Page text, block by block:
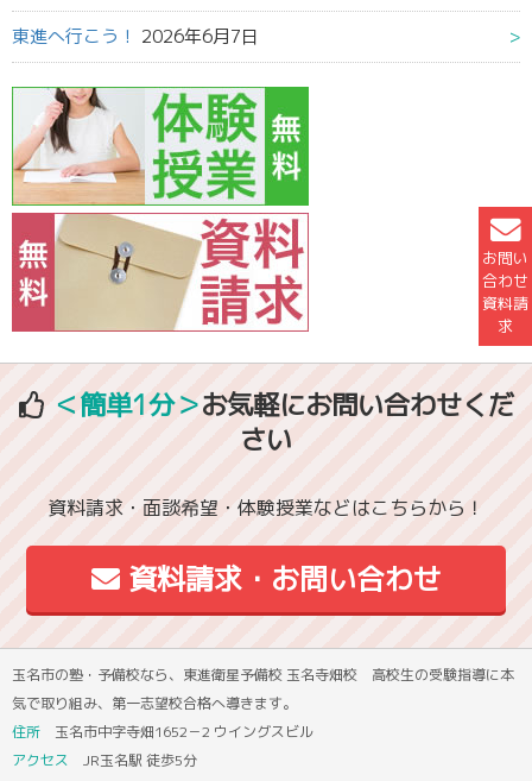
お問い
合わせ
資料請
求
東進へ行こう！ 2026年6月7日
＜簡単1分＞お気軽にお問い合わせくだ
さい
資料請求・面談希望・体験授業などはこちらから！
資料請求・お問い合わせ
玉名市の塾・予備校なら、東進衛星予備校 玉名寺畑校 高校生の受験指導に本
気で取り組み、第一志望校合格へ導きます。
住所 玉名市中字寺畑1652－2 ウイングスビル
アクセス JR玉名駅 徒歩5分